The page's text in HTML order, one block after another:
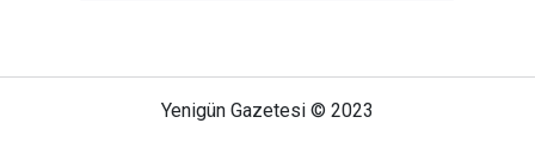
Yenigün Gazetesi © 2023